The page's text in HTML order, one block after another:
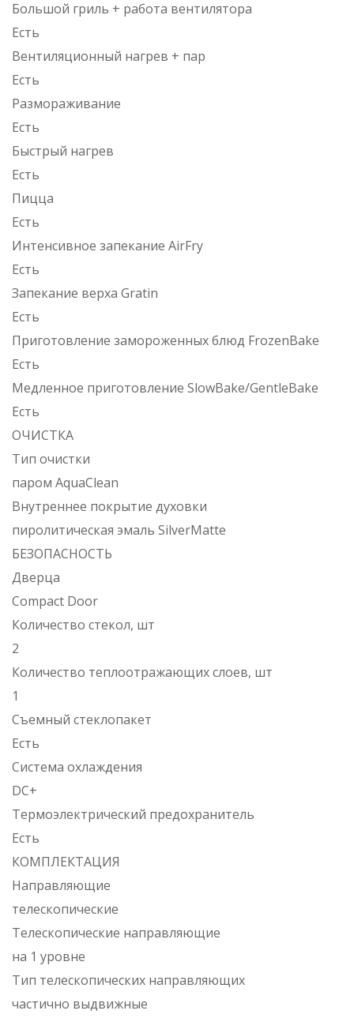
Большой гриль + работа вентилятора
Есть
Вентиляционный нагрев + пар
Есть
Размораживание
Есть
Быстрый нагрев
Есть
Пицца
Есть
Интенсивное запекание AirFry
Есть
Запекание верха Gratin
Есть
Приготовление замороженных блюд FrozenBake
Есть
Медленное приготовление SlowBake/GentleBake
Есть
ОЧИСТКА
Тип очистки
паром AquaClean
Внутреннее покрытие духовки
пиролитическая эмаль SilverMatte
БЕЗОПАСНОСТЬ
Дверца
Compact Door
Количество стекол, шт
2
Количество теплоотражающих слоев, шт
1
Съемный стеклопакет
Есть
Система охлаждения
DC+
Термоэлектрический предохранитель
Есть
КОМПЛЕКТАЦИЯ
Направляющие
телескопические
Телескопические направляющие
на 1 уровне
Тип телескопических направляющих
частично выдвижные